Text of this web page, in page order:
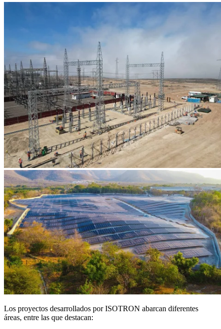
Los proyectos desarrollados por ISOTRON abarcan diferentes
áreas, entre las que destacan: